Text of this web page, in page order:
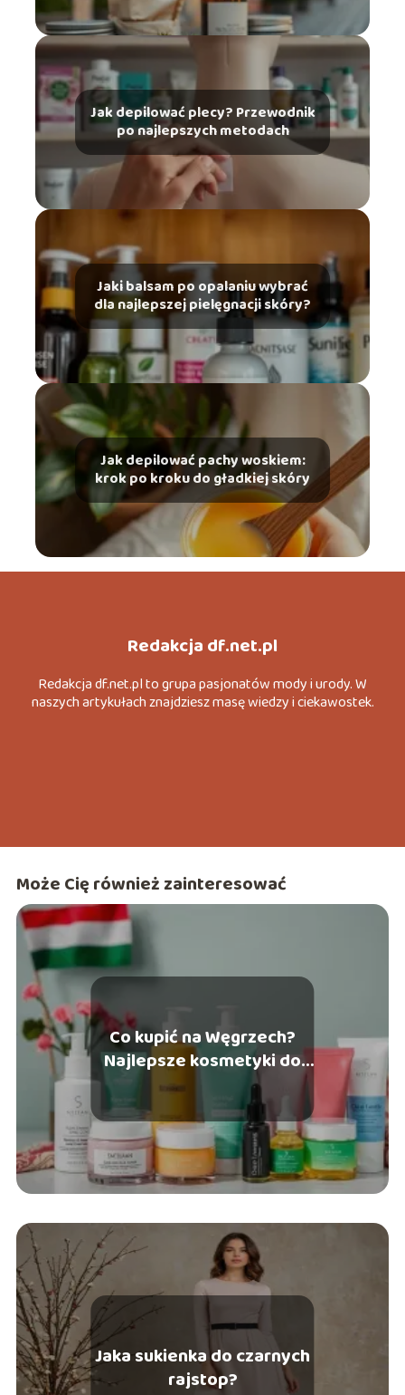
Jak depilować plecy? Przewodnik
po najlepszych metodach
Jaki balsam po opalaniu wybrać
dla najlepszej pielęgnacji skóry?
Jak depilować pachy woskiem:
krok po kroku do gładkiej skóry
Redakcja df.net.pl
Redakcja df.net.pl to grupa pasjonatów mody i urody. W
naszych artykułach znajdziesz masę wiedzy i ciekawostek.
Może Cię również zainteresować
Co kupić na Węgrzech?
Najlepsze kosmetyki do
wypróbowania
Jaka sukienka do czarnych
rajstop?